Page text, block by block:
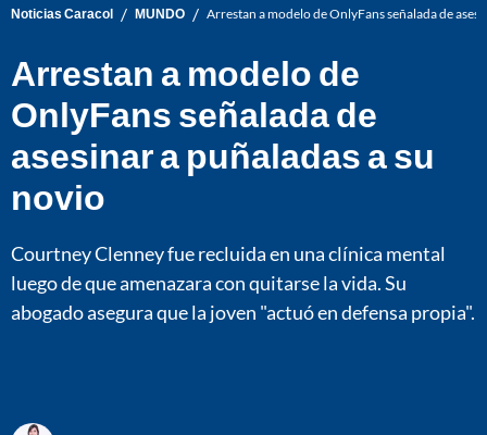
Noticias Caracol / MUNDO / Arrestan a modelo de OnlyFans señalada de
Arrestan a modelo de
OnlyFans señalada de
asesinar a puñaladas a su
novio
Courtney Clenney fue recluida en una clínica mental
luego de que amenazara con quitarse la vida. Su
abogado asegura que la joven "actuó en defensa propia".